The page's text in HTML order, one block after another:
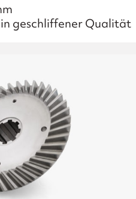
geschliffener Qualität